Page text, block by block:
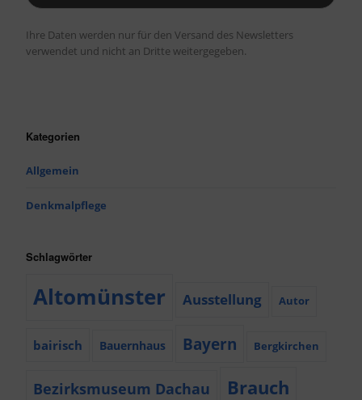
Ihre Daten werden nur für den Versand des Newsletters
verwendet und nicht an Dritte weitergegeben.
Kategorien
Allgemein
Denkmalpflege
Schlagwörter
Altomünster Ausstellung Autor
bairisch Bauernhaus Bayern Bergkirchen
Bezirksmuseum Dachau Brauch